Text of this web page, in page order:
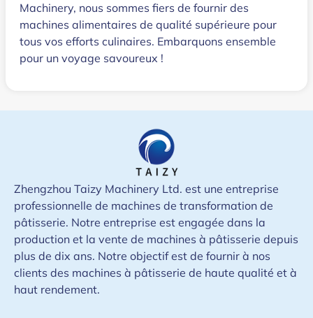
Machinery, nous sommes fiers de fournir des
machines alimentaires de qualité supérieure pour
tous vos efforts culinaires. Embarquons ensemble
pour un voyage savoureux !
Zhengzhou Taizy Machinery Ltd. est une entreprise
professionnelle de machines de transformation de
pâtisserie. Notre entreprise est engagée dans la
production et la vente de machines à pâtisserie depuis
plus de dix ans. Notre objectif est de fournir à nos
clients des machines à pâtisserie de haute qualité et à
haut rendement.